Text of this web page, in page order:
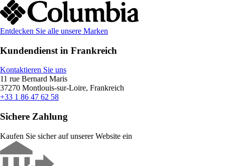
Entdecken Sie alle unsere Marken
Kundendienst in Frankreich
Kontaktieren Sie uns
11 rue Bernard Maris
37270 Montlouis-sur-Loire, Frankreich
+33 1 86 47 62 58
Sichere Zahlung
Kaufen Sie sicher auf unserer Website ein